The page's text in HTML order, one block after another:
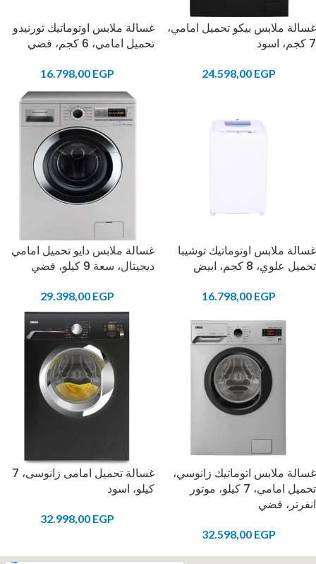
غسالة ملابس بيكو تحميل امامي،
7 كجم، اسود
24.598,00 EGP
غسالة ملابس اوتوماتيك تورنيدو
تحميل امامي، 6 كجم، فضي
16.798,00 EGP
غسالة ملابس اوتوماتيك توشيبا
تحميل علوي، 8 كجم، ابيض
16.798,00 EGP
غسالة ملابس دايو تحميل امامي
ديجيتال، سعة 9 كيلو، فضي
29.398,00 EGP
غسالة ملابس اتوماتيك زانوسي،
تحميل امامي، 7 كيلو، موتور
انفرتر، فضي
32.598,00 EGP
غسالة تحميل امامى زانوسى، 7
كيلو، اسود
32.998,00 EGP